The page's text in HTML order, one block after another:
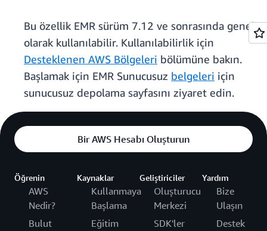
Bu özellik EMR sürüm 7.12 ve sonrasında genel
olarak kullanılabilir. Kullanılabilirlik için
Desteklenen AWS Bölgeleri bölümüne bakın.
Başlamak için EMR Sunucusuz belgeleri için
sunucusuz depolama sayfasını ziyaret edin.
Bir AWS Hesabı Oluşturun
Öğrenin
AWS
Nedir?
Bulut
Kaynaklar
Kullanmaya
Başlama
Eğitim
Geliştiriciler
Oluşturucu
Merkezi
SDK'ler
Yardım
Bize
Ulaşın
Destek